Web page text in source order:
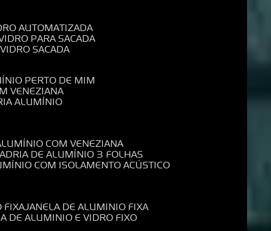
AUTOMATIZADA
PARA SACADA
SACADA
PERTO DE MIM
VENEZIANA
ALUMÍNIO
COM VENEZIANA
DE ALUMÍNIO 3 FOLHAS
COM ISOLAMENTO ACÚSTICO
FIXA JANELA DE ALUMINIO FIXA
DE ALUMINIO E VIDRO FIXO